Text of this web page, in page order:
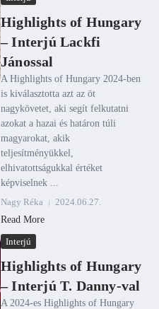
Highlights of Hungary
– Interjú Lackfi
Jánossal
A Highlights of Hungary 2024-ben
is kiválasztotta azt az öt
nagykövetet, aki segít felkutatni
azokat a hazai és határon túli
magyarokat, akik
teljesítményükkel,
elhivatottságukkal értéket
képviselnek ...
Nagy Réka
2024.06.27.
Read More
Interjú
Highlights of Hungary
– Interjú T. Danny-val
A 2024-es Highlights of Hungary